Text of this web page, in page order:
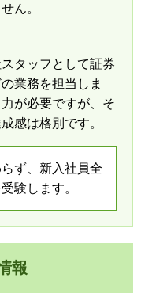
ん。
タッフとして証券
業務を担当しま
が必要ですが、そ
感は格別です。
ず、新入社員全
験します。
報